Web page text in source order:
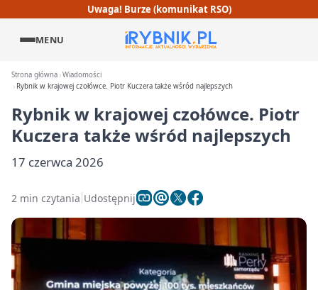
Uwaga! Burze (komunikat RSO)
MENU
Strona główna Wiadomości
Rybnik w krajowej czołówce. Piotr Kuczera także wśród najlepszych
Rybnik w krajowej czołówce. Piotr
Kuczera także wśród najlepszych
17 czerwca 2026
2 min czytania Udostępnij